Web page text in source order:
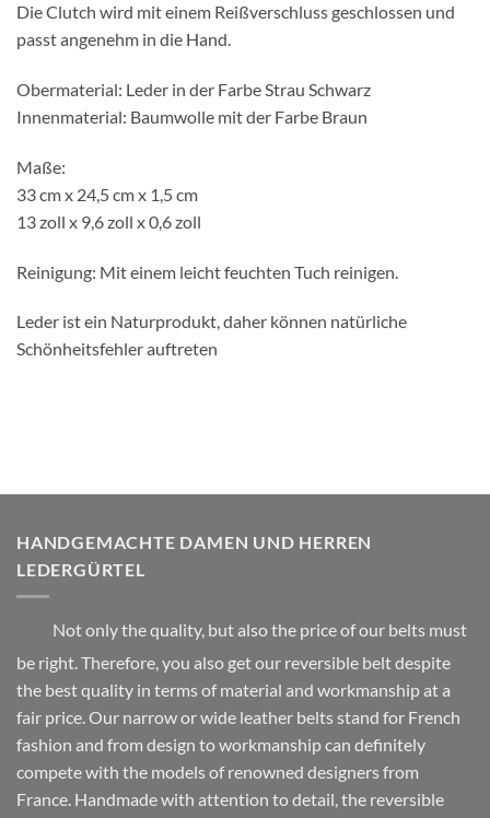
Die Clutch wird mit einem Reißverschluss geschlossen und
passt angenehm in die Hand.
Obermaterial: Leder in der Farbe Strau Schwarz
Innenmaterial: Baumwolle mit der Farbe Braun
Maße:
33 cm x 24,5 cm x 1,5 cm
13 zoll x 9,6 zoll x 0,6 zoll
Reinigung: Mit einem leicht feuchten Tuch reinigen.
Leder ist ein Naturprodukt, daher können natürliche
Schönheitsfehler auftreten
HANDGEMACHTE DAMEN UND HERREN
LEDERGÜRTEL
Not only the quality, but also the price of our belts must
be right. Therefore, you also get our reversible belt despite
the best quality in terms of material and workmanship at a
fair price. Our narrow or wide leather belts stand for French
fashion and from design to workmanship can definitely
compete with the models of renowned designers from
France. Handmade with attention to detail, the reversible